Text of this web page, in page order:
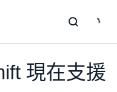
現在支援